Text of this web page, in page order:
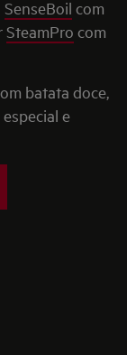
SenseBoil com
SteamPro com
batata doce,
e